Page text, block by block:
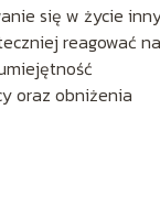
się w życie
reagować na
oraz obniżenia